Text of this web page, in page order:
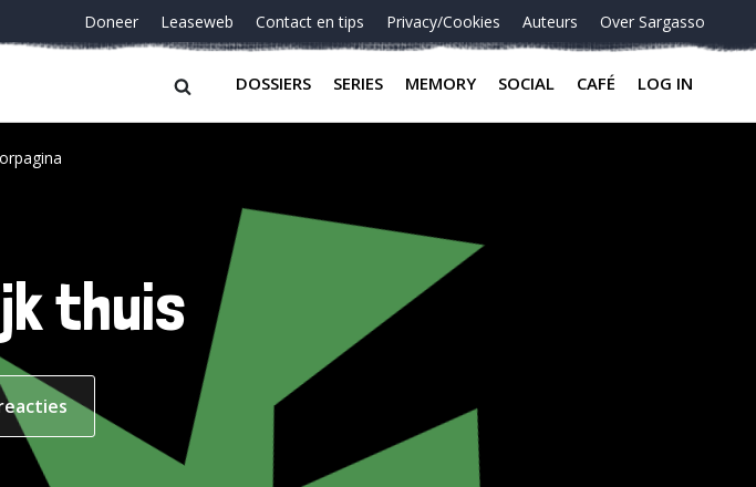
Doneer Leaseweb Contact en tips Privacy/Cookies Auteurs Over Sargasso
DOSSIERS SERIES MEMORY SOCIAL CAFÉ LOG IN
thuis